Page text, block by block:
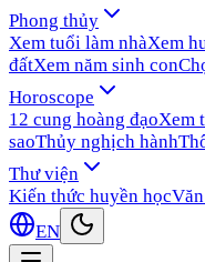
Phong thủy
Xem tuổi làm nhàXem
đấtXem năm sinh con
Horoscope
12 cung hoàng đạoXem
saoThủy nghịch hành
Thư viện
Kiến thức huyền học
EN